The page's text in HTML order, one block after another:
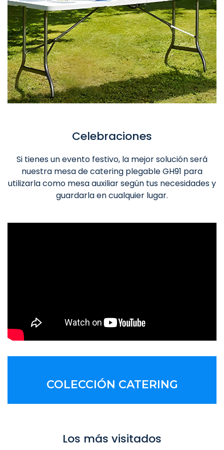
Celebraciones
Si tienes un evento festivo, la mejor solución será
nuestra mesa de catering plegable GH91 para
utilizarla como mesa auxiliar según tus necesidades y
guardarla en cualquier lugar.
COLECCIÓN CATERING
Los más visitados